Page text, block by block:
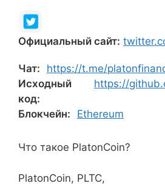
Официальный сайт:
Чат:
https://t.me/
Исходный
код:
https://
Блокчейн: Ethereum
Что такое PlatonCoin?
PlatonCoin, PLTC,